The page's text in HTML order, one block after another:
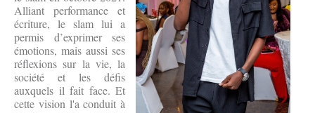
Alliant performance et
écriture, le slam lui a
permis d’exprimer ses
émotions, mais aussi ses
réflexions sur la vie, la
société et les défis
auxquels il fait face. Et
cette vision l'a conduit à